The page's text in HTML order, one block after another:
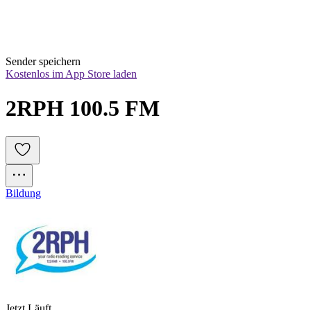
Sender speichern
Kostenlos im App Store laden
2RPH 100.5 FM
Bildung